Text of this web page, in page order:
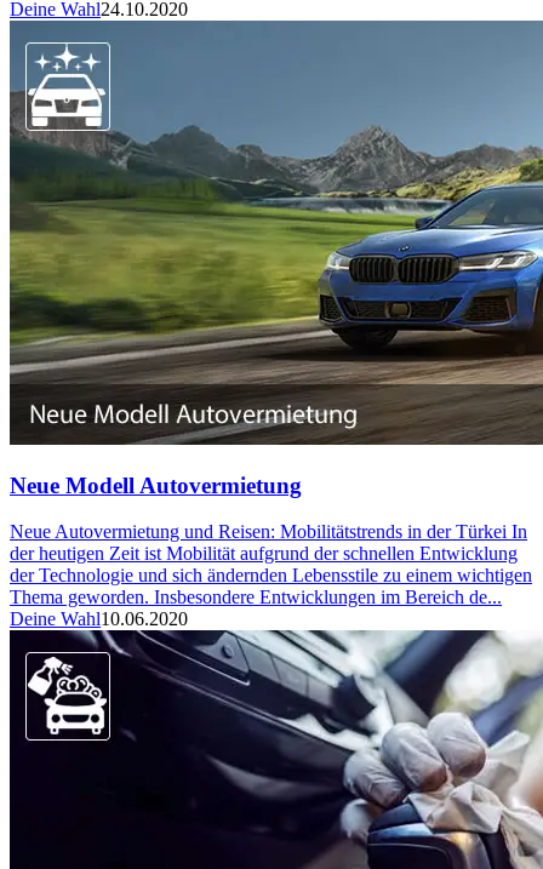
Deine Wahl24.10.2020
Neue Modell Autovermietung
Neue Autovermietung und Reisen: Mobilitätstrends in der Türkei In
der heutigen Zeit ist Mobilität aufgrund der schnellen Entwicklung
der Technologie und sich ändernden Lebensstile zu einem wichtigen
Thema geworden. Insbesondere Entwicklungen im Bereich de...
Deine Wahl10.06.2020